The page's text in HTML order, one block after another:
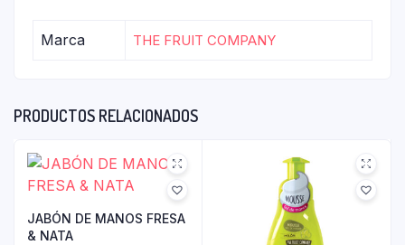
Marca THE FRUIT COMPANY
PRODUCTOS RELACIONADOS
JABÓN DE MANOS FRESA
& NATA